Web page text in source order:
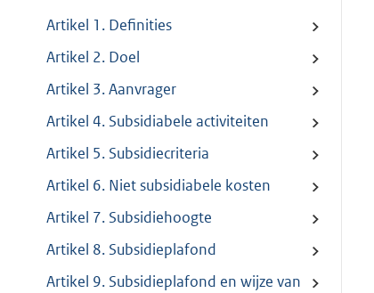
Artikel 1. Definities
Artikel 2. Doel
Artikel 3. Aanvrager
Artikel 4. Subsidiabele activiteiten
Artikel 5. Subsidiecriteria
Artikel 6. Niet subsidiabele kosten
Artikel 7. Subsidiehoogte
Artikel 8. Subsidieplafond
Artikel 9. Subsidieplafond en wijze van